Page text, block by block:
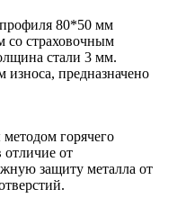
80*50 мм
со страховочным
стали 3 мм.
износа, предназначено
горячего
от
защиту металла от